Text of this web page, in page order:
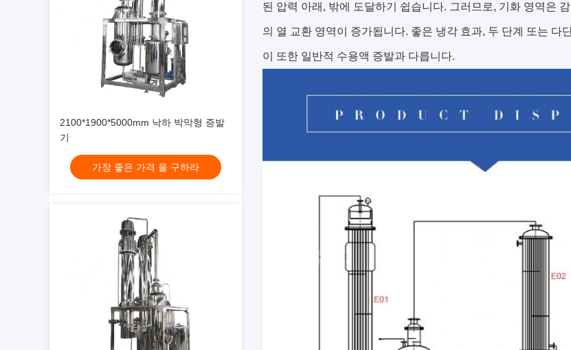
2100*1900*5000mm 낙하 박막형 증발
기
가장 좋은 가격 을 구하라
된 압력 아래, 밖에 도달하기 쉽습니다. 그러므로, 기화 영역은
의 열 교환 영역이 증가됩니다. 좋은 냉각 효과, 두 단계 또는
이 또한 일반적 수용액 증발과 다릅니다.